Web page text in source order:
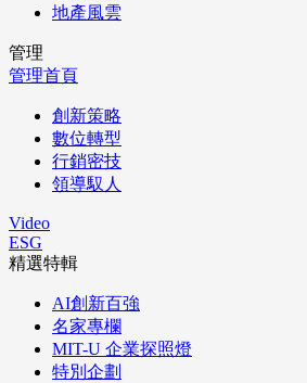
地產風雲
管理
管理首頁
創新策略
數位轉型
行銷密技
領導馭人
Video
ESG
精選特輯
AI創新百強
名家專欄
MIT-U 企業探照燈
特別企劃